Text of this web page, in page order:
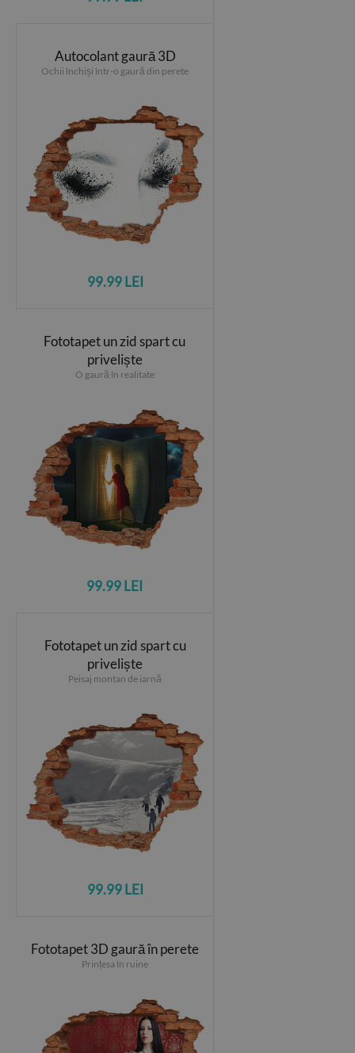
Autocolant gaură 3D
Ochii închiși într-o gaură din perete
99.99 LEI
Fototapet un zid spart cu
priveliște
O gaură în realitate
99.99 LEI
Fototapet un zid spart cu
priveliște
Peisaj montan de iarnă
99.99 LEI
Fototapet 3D gaură în perete
Prințesa în ruine